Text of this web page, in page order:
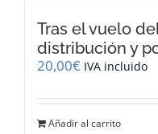
Tras el vuelo
distribución y
20,00€ IVA incluido
Añadir al carrito